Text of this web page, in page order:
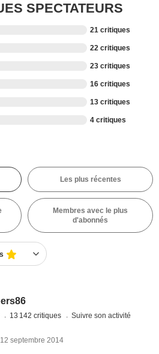
SPECTATEURS
21 critiques
22 critiques
23 critiques
16 critiques
13 critiques
4 critiques
Les plus récentes
Membres avec le plus
d'abonnés
13 142 critiques Suivre son activité
septembre 2014